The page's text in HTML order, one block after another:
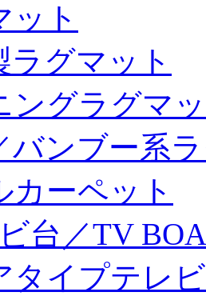
ット
ラグマット
ングラグマ
バンブー系
カーペット
台／TV
タイプテレ